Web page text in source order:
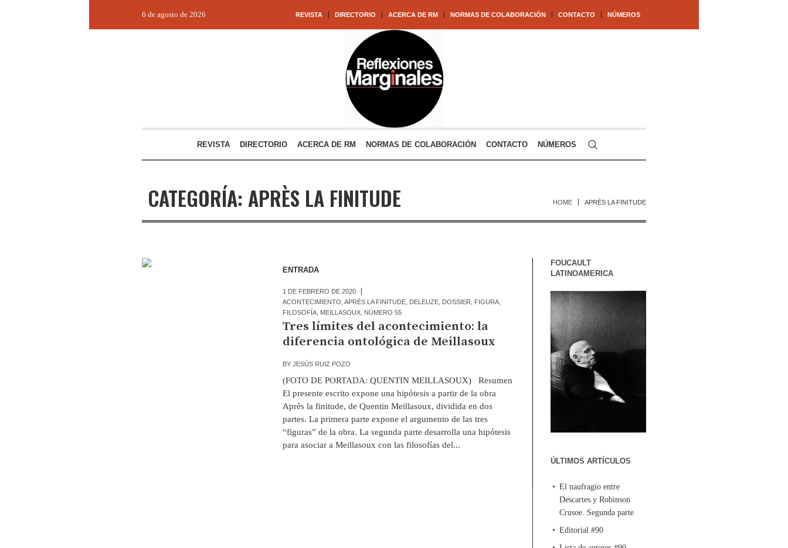
REVISTA DIRECTORIO ACERCA DE RM NORMAS DE COLABORACIÓN CONTACTO NÚMEROS
6 de agosto de 2026
REVISTA DIRECTORIO ACERCA DE RM NORMAS DE COLABORACIÓN CONTACTO NÚMEROS
CATEGORÍA: APRÈS LA FINITUDE HOME APRÈS LA FINITUDE
ENTRADA
1 DE FEBRERO DE 2020
ACONTECIMIENTO APRÈS LA FINITUDE, DELEUZE, DOSSIER FIGURA,
FILOSOFÍA, MEILLASOUX, NÚMERO 55
Tres límites del acontecimiento: la
diferencia ontológica de Meillasoux
BY JESÚS RUIZ POZO
(FOTO DE PORTADA: QUENTIN MEILLASOUX) Resumen
El presente escrito expone una hipótesis a partir de la obra
Après la finitude, de Quentin Meillasoux, dividida en dos
partes. La primera parte expone el argumento de las tres
“figuras” de la obra. La segunda parte desarrolla una hipótesis
para asociar a Meillasoux con las filosofías del...
FOUCAULT
LATINOAMERICA
ÚLTIMOS ARTÍCULOS
El naufragio entre
Descartes y Robinson
Crusoe. Segunda parte
Editorial #90